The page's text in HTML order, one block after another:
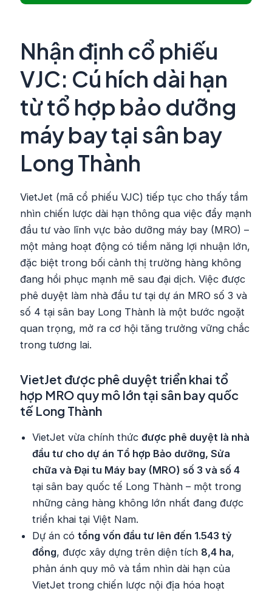
Nhận định cổ phiếu
VJC: Cú hích dài hạn
từ tổ hợp bảo dưỡng
máy bay tại sân bay
Long Thành
VietJet (mã cổ phiếu VJC) tiếp tục cho thấy tầm
nhìn chiến lược dài hạn thông qua việc đẩy mạnh
đầu tư vào lĩnh vực bảo dưỡng máy bay (MRO) –
một mảng hoạt động có tiềm năng lợi nhuận lớn,
đặc biệt trong bối cảnh thị trường hàng không
đang hồi phục mạnh mẽ sau đại dịch. Việc được
phê duyệt làm nhà đầu tư tại dự án MRO số 3 và
số 4 tại sân bay Long Thành là một bước ngoặt
quan trọng, mở ra cơ hội tăng trưởng vững chắc
trong tương lai.
VietJet được phê duyệt triển khai tổ
hợp MRO quy mô lớn tại sân bay quốc
tế Long Thành
VietJet vừa chính thứcđược phê duyệt là nhà
đầu tư cho dự án Tổ hợp Bảo dưỡng, Sửa
chữa và Đại tu Máy bay (MRO) số 3 và số 4
tại sân bay quốc tế Long Thành – một trong
những cảng hàng không lớn nhất đang được
triển khai tại Việt Nam.
Dự án cótổng vốn đầu tư lên đến 1.543 tỷ
đồng, được xây dựng trên diện tích 8,4 ha,
phản ánh quy mô và tầm nhìn dài hạn của
VietJet trong chiến lược nội địa hóa hoạt